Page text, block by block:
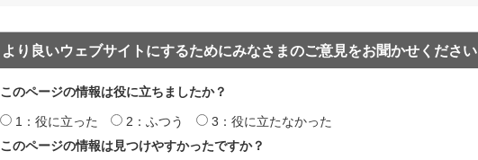
より良いウェブサイトにするためにみなさまのご意見をお聞かせください
このページの情報は役に立ちましたか？
1：役に立った 2：ふつう
3：役に立たなかった
このページの情報は見つけやすかったですか？